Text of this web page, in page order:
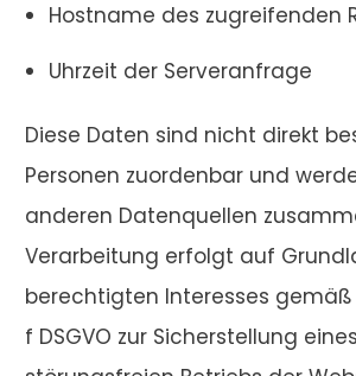
Hostname des zugreifenden
Uhrzeit der Serveranfrage
Diese Daten sind nicht direkt
Personen zuordenbar und
anderen Datenquellen
Verarbeitung erfolgt auf
berechtigten Interesses gemäß
f DSGVO zur Sicherstellung eines